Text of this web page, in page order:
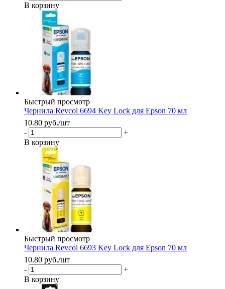
В корзину
Быстрый просмотр
Чернила Revcol 6694 Key Lock для Epson 70 мл
10.80 руб./шт
-
+
В корзину
Быстрый просмотр
Чернила Revcol 6693 Key Lock для Epson 70 мл
10.80 руб./шт
-
+
В корзину